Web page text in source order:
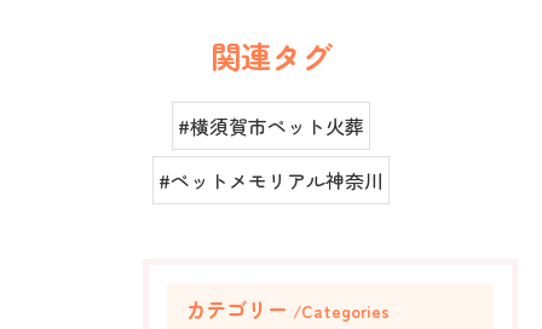
関連タグ
#横須賀市ペット火葬
#ペットメモリアル神奈川
カテゴリー Categories